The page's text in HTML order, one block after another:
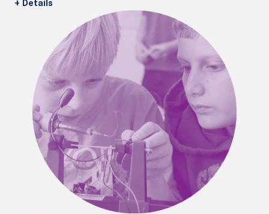
+ Details